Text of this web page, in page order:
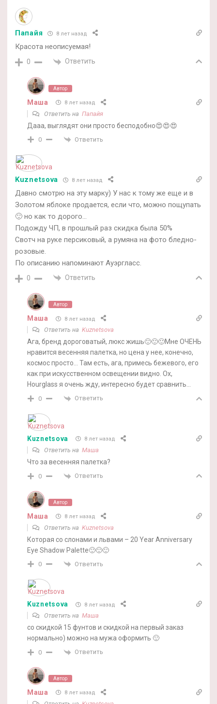
Папайя 8 лет назад
Красота неописуемая!
0 Ответить
Автор
Маша 8 лет назад
Ответить на Папайя
Дааа, выглядят они просто бесподобно😍😍😍
0 Ответить
Kuznetsova 8 лет назад
Давно смотрю на эту марку) У нас к тому же еще и в
Золотом яблоке продается, если что, можно пощупать
🙂 но как то дорого…
Подожду ЧП, в прошлый раз скидка была 50%
Свотч на руке персиковый, а румяна на фото бледно-
розовые.
По описанию напоминают Ауэргласс.
0 Ответить
Автор
Маша 8 лет назад
Ответить на Kuznetsova
Ага, бренд дороговатый, люкс жишь🙂🙂🙂Мне ОЧЕНЬ
нравится весенняя палетка, но цена у нее, конечно,
космос просто… Там есть, ага, примесь бежевого, его
как при искусственном освещении видно. Ох,
Hourglass я очень жду, интересно будет сравнить…
0 Ответить
Kuznetsova 8 лет назад
Ответить на Маша
Что за весенняя палетка?
0 Ответить
Автор
Маша 8 лет назад
Ответить на Kuznetsova
Которая со слонами и львами – 20 Year Anniversary
Eye Shadow Palette🙂🙂🙂
0 Ответить
Kuznetsova 8 лет назад
Ответить на Маша
со скидкой 15 фунтов и скидкой на первый заказ
нормально) можно на мужа оформить 🙂
0 Ответить
Автор
Маша 8 лет назад